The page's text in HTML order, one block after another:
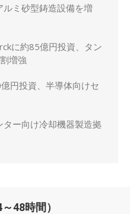
ミ砂型鋳造設備を増
に約85億円投資、タン
増強
円投資、半導体向けセ
ー向け冷却機器製造拠
48時間）